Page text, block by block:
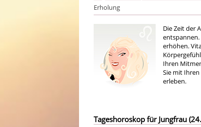
Erholung
Die Zeit der
entspannen.
erhöhen.
Ihren
Sie mit
erleben.
Tageshoroskop für Jungfrau